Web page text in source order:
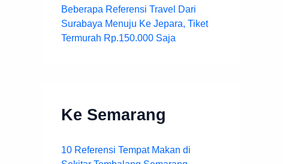
Beberapa Referensi Travel Dari
Surabaya Menuju Ke Jepara, Tiket
Termurah Rp.150.000 Saja
Ke Semarang
10 Referensi Tempat Makan di